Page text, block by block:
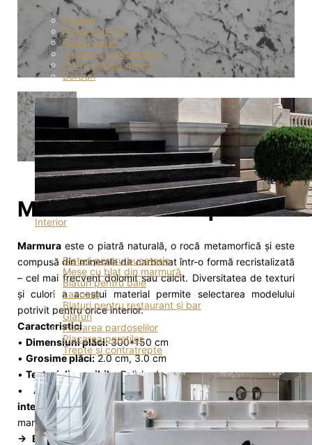
Fațade
Pavaj exterior
Placaj pereți
Trepte și contratrepte
Piatră cubică granit
Borduri
Interior
Blaturi pentru bucatarie
Mese cu blat din marmură
Blaturi pentru baie
Lavoare
Blaturi pentru restaurant și bar
Glafuri
Placarea pardoselilor
Placarea pereților
Trepte și contratrepte
Marmură Bianco Equi
Marmura este o piatră naturală, o rocă metamorfică și este
compusă din minerale de carbonat într-o formă recristalizată
– cel mai frecvent dolomit sau calcit. Diversitatea de texturi
și culori a acestui material permite selectarea modelului
potrivit pentru orice interior.
Caracteristici
• Dimensiuni plăci:300*150 cm
• Grosime plăci:2.0 cm, 3.0 cm
• Texturi disponibile:Polished
• Aplicabilitate: → Material de construcție pentru
interioare/exterioare(placări exterioare, pardoseală din
marmură).
→ Element de decor în amenajări interioare
(mese, blaturi